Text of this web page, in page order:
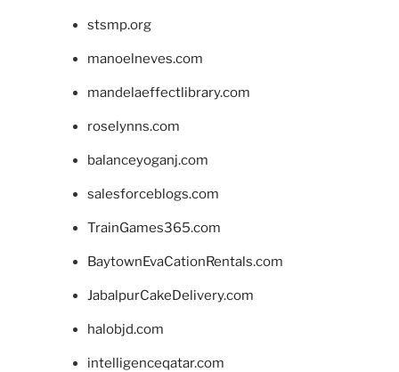
stsmp.org
manoelneves.com
mandelaeffectlibrary.com
roselynns.com
balanceyoganj.com
salesforceblogs.com
TrainGames365.com
BaytownEvaCationRentals.com
JabalpurCakeDelivery.com
halobjd.com
intelligenceqatar.com